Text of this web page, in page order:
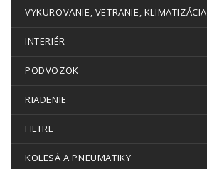
VYKUROVANIE, VETRANIE, KLIMATIZÁCIA
INTERIÉR
PODVOZOK
RIADENIE
FILTRE
KOLESÁ A PNEUMATIKY